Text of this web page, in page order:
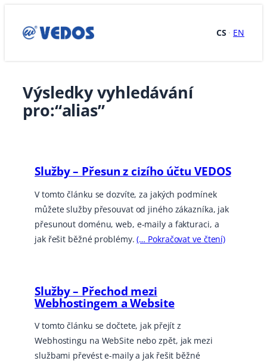
obsah
CS · EN
Výsledky vyhledávání
pro:“alias”
Služby – Přesun z cizího účtu VEDOS
V tomto článku se dozvíte, za jakých podmínek
můžete služby přesouvat od jiného zákazníka, jak
přesunout doménu, web, e-maily a fakturaci, a
jak řešit běžné problémy.(… Pokračovat ve čtení)
Služby – Přechod mezi
Webhostingem a Website
V tomto článku se dočtete, jak přejít z
Webhostingu na WebSite nebo zpět, jak mezi
službami převést e-maily a jak řešit běžné